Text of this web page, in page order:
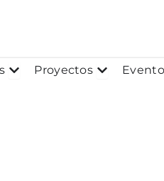
Abrir Porcelánicos
Proyectos Abrir